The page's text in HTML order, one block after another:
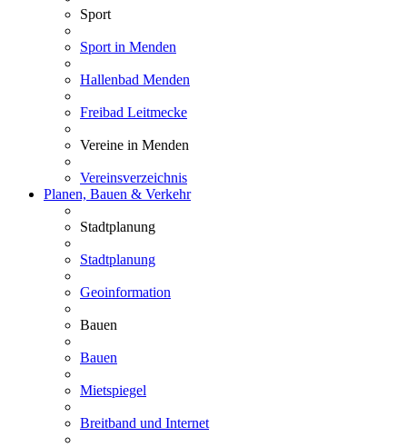
Sport
Sport in Menden
Hallenbad Menden
Freibad Leitmecke
Vereine in Menden
Vereinsverzeichnis
Planen, Bauen & Verkehr
Stadtplanung
Stadtplanung
Geoinformation
Bauen
Bauen
Mietspiegel
Breitband und Internet